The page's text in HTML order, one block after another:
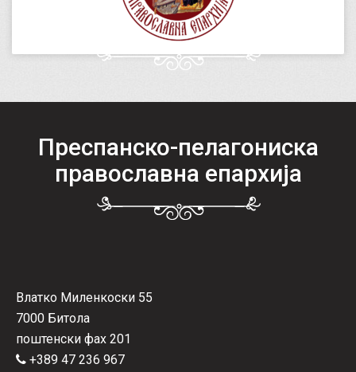
Преспанско-пелагониска
православна епархија
Влатко Миленкоски 55
7000 Битола
поштенски фах 201
+389 47 236 967